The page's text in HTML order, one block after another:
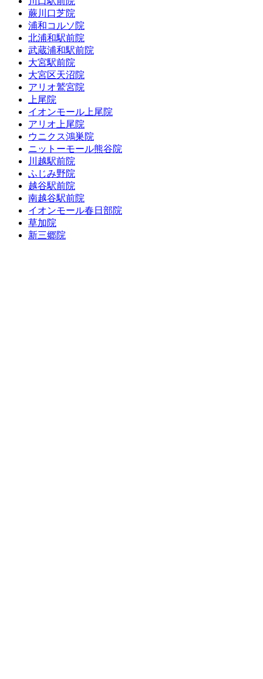
蕨川口芝院
浦和コルソ院
北浦和駅前院
武蔵浦和駅前院
大宮駅前院
大宮区天沼院
アリオ鷲宮院
上尾院
イオンモール上尾院
アリオ上尾院
ウニクス鴻巣院
ニットーモール熊谷院
川越駅前院
ふじみ野院
越谷駅前院
南越谷駅前院
イオンモール春日部院
草加院
新三郷院